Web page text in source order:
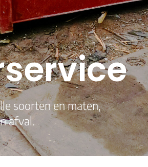
soorten en maten,
afval.